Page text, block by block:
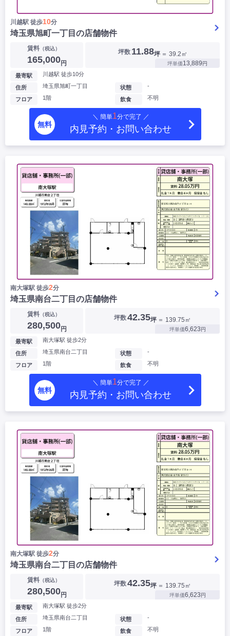
川越駅 徒歩10分
埼玉県旭町一丁目の店舗物件
賃料（税込）
165,000円
坪数 11.88坪 ＝ 39.2㎡
坪単価13,889円
最寄駅 川越駅 徒歩10分
住所 埼玉県旭町一丁目
フロア 1階
状態 -
飲食 不明
無料
＼ 簡単1分で完了 ／
内見予約・お問い合わせ
南大塚駅 徒歩2分
埼玉県南台二丁目の店舗物件
賃料（税込）
280,500円
坪数42.35坪 ＝ 139.75㎡
坪単価6,623円
最寄駅 南大塚駅 徒歩2分
住所 埼玉県南台二丁目
フロア 1階
状態 -
飲食 不明
無料
＼ 簡単1分で完了 ／
内見予約・お問い合わせ
南大塚駅 徒歩2分
埼玉県南台二丁目の店舗物件
賃料（税込）
280,500円
坪数42.35坪 ＝ 139.75㎡
坪単価6,623円
最寄駅 南大塚駅 徒歩2分
住所 埼玉県南台二丁目
フロア 1階
状態 -
飲食 不明